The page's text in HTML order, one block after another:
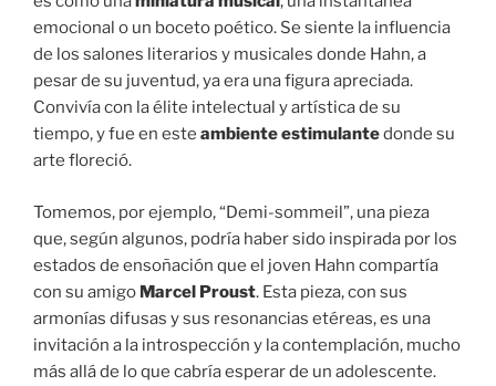
emocional o un boceto poético. Se siente la influencia
de los salones literarios y musicales donde Hahn, a
pesar de su juventud, ya era una figura apreciada.
Convivía con la élite intelectual y artística de su
tiempo, y fue en este ambiente estimulantedonde su
arte floreció.
Tomemos, por ejemplo, “Demi-sommeil”, una pieza
que, según algunos, podría haber sido inspirada por los
estados de ensoñación que el joven Hahn compartía
con su amigo Marcel Proust. Esta pieza, con sus
armonías difusas y sus resonancias etéreas, es una
invitación a la introspección y la contemplación, mucho
más allá de lo que cabría esperar de un adolescente.